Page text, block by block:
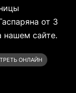
от 3
нашем сайте.
ОНЛАЙН